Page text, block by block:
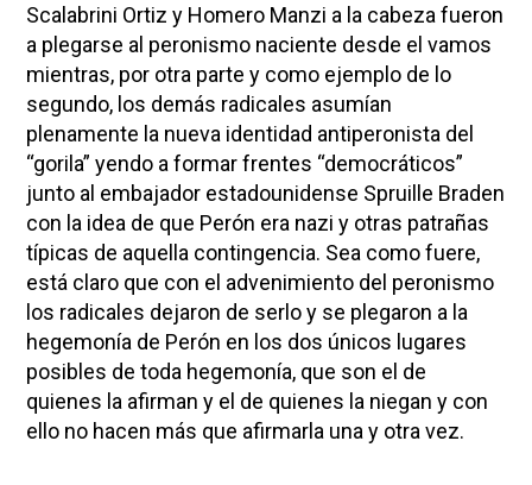
Scalabrini Ortiz y Homero Manzi a la cabeza fueron
a plegarse al peronismo naciente desde el vamos
mientras, por otra parte y como ejemplo de lo
segundo, los demás radicales asumían
plenamente la nueva identidad antiperonista del
“gorila” yendo a formar frentes “democráticos”
junto al embajador estadounidense Spruille Braden
con la idea de que Perón era nazi y otras patrañas
típicas de aquella contingencia. Sea como fuere,
está claro que con el advenimiento del peronismo
los radicales dejaron de serlo y se plegaron a la
hegemonía de Perón en los dos únicos lugares
posibles de toda hegemonía, que son el de
quienes la afirman y el de quienes la niegan y con
ello no hacen más que afirmarla una y otra vez.